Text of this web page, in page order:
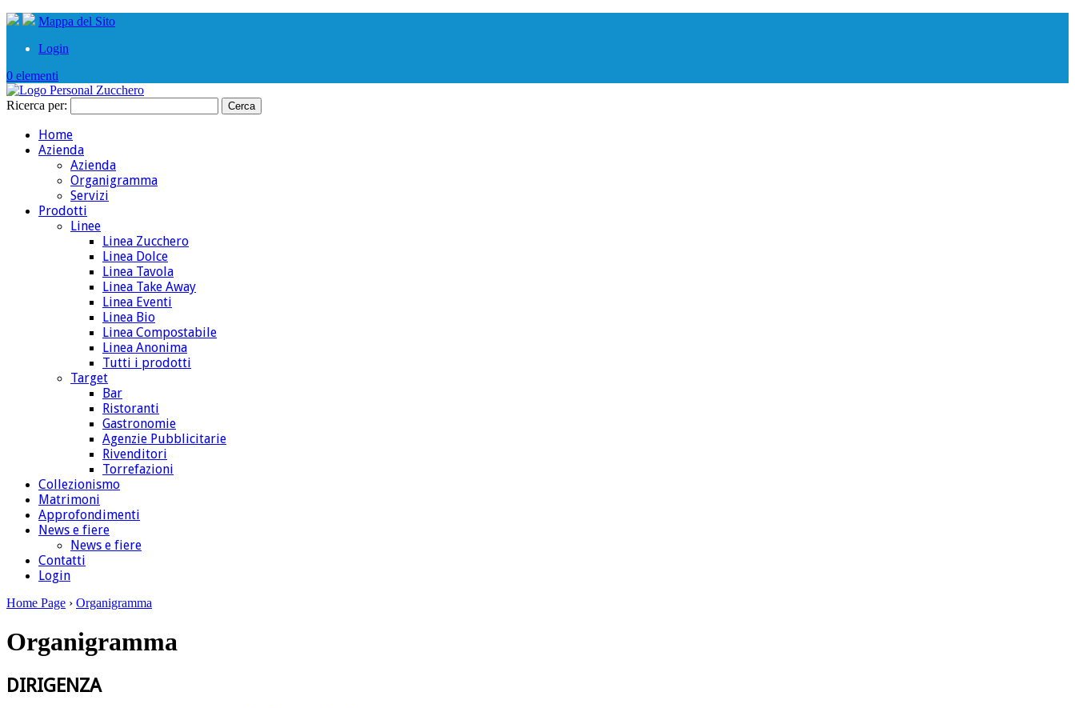
Mappa del Sito
Login
0 elementi
Ricerca per:
Home
Azienda
Azienda
Organigramma
Servizi
Prodotti
Linee
Linea Zucchero
Linea Dolce
Linea Tavola
Linea Take Away
Linea Eventi
Linea Bio
Linea Compostabile
Linea Anonima
Tutti i prodotti
Target
Bar
Ristoranti
Gastronomie
Agenzie Pubblicitarie
Rivenditori
Torrefazioni
Collezionismo
Matrimoni
Approfondimenti
News e fiere
News e fiere
Contatti
Login
Home Page › Organigramma
Organigramma
DIRIGENZA